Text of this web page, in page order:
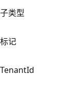
子类型
标记
TenantId